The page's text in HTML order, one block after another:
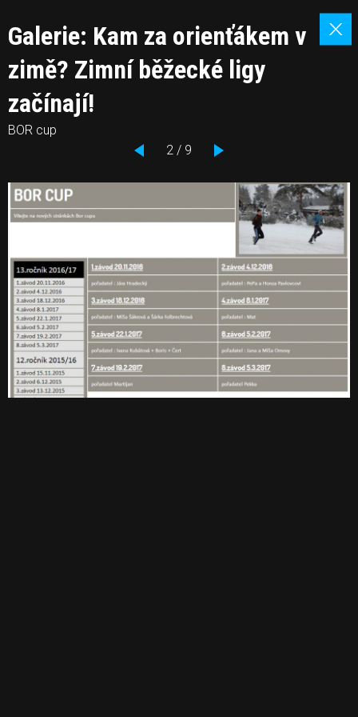
Galerie: Kam za orienťákem v
zimě? Zimní běžecké ligy
začínají!
BOR cup
2 / 9